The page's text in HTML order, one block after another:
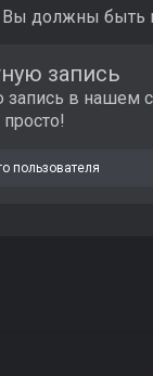
Вы должны быть
запись
запись в нашем
пользователя